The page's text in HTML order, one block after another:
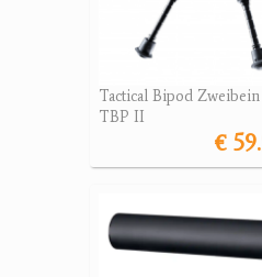
Tactical Bipod Zweibein
TBP II
€